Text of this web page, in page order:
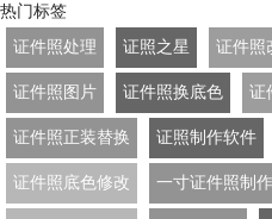
热门标签
证件照处理
证照之星 证件照
证件照图片 证件照换底色 证
证件照正装替换 证照制作软件
证件照底色修改 一寸证件照制作